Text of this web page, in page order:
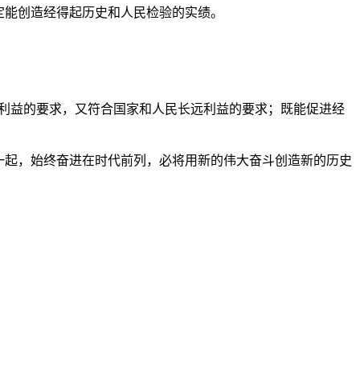
创造经得起历史和人民检验的实绩。
益的要求，又符合国家和人民长远利益的要求；既能促进经
，始终奋进在时代前列，必将用新的伟大奋斗创造新的历史